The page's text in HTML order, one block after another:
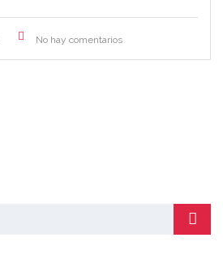
No hay comentarios